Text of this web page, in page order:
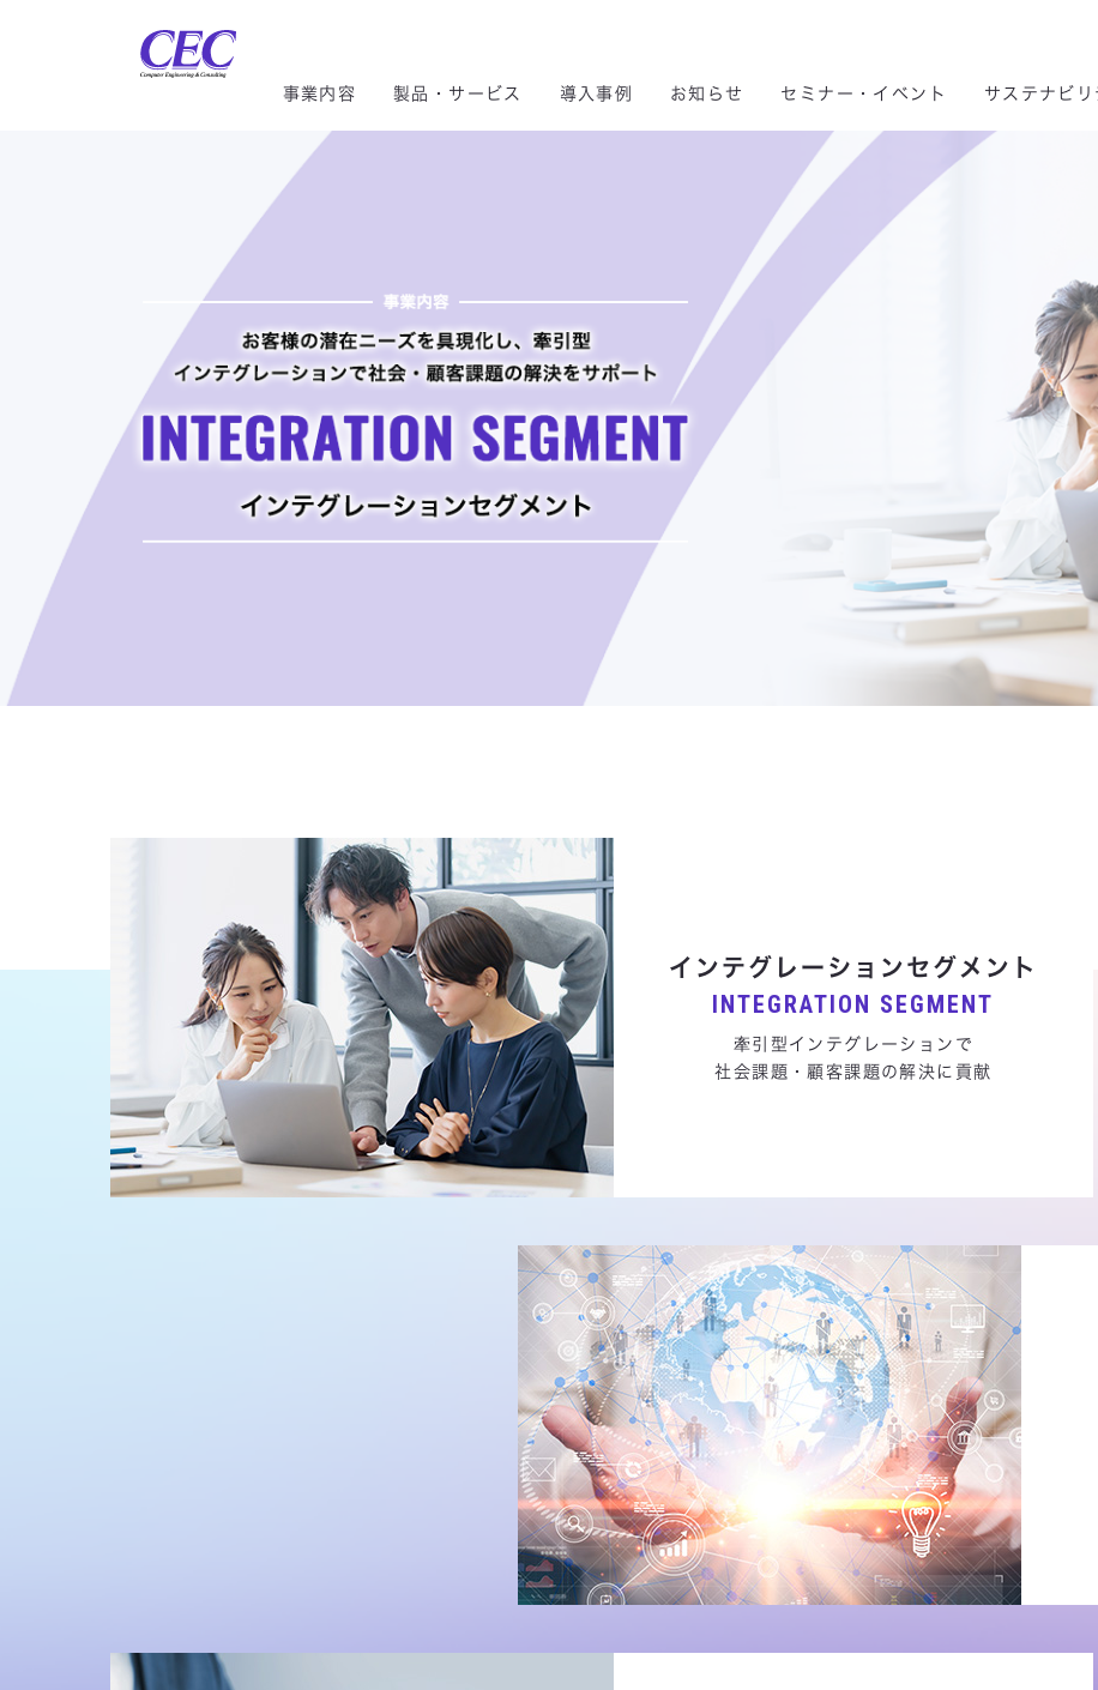
事業内容 製品・サービス 導入事例 お知らせ セミナー・イベント サステナビリ
事業内容
インテグレーションセグメント コネクティッドセグメント ソリューション
製品・サービス
DX マイ
スマートファクトリー データセンター AI/
導入事例
マイグレーション セキ
AI／IoT スマートファクトリー クラ
サステナビリティ
トップメッセージ 事業を通じたサステナビリティ
環境貢献 気候変動への取り組み 環境データ
人権方針 健康経営基本方針
コーポレートガバナンス 情報セキュリティ基本方針 腐敗防止方針
株主の皆様へ
社長メッセージ IRトピックス IRラ
株主総会 長期／中期経営計画 財務
自己
配当金の推移 シーイーシーについて
企業情報
パーパス 拠点
組織図 沿革
CRM・ERP ICTインフラ構築・運用
スマートファクトリー
データセンター デジタルエンジニアリング
モビリティサービス
インテグレーションセグメント
INTEGRATION SEGMENT
牽引型インテグレーションで
社会課題・顧客課題の解決に貢献